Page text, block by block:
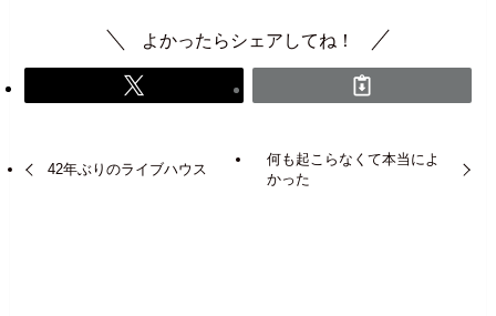
よかったらシェアしてね！
42年ぶりのライブハウス
何も起こらなくて本当によ
かった